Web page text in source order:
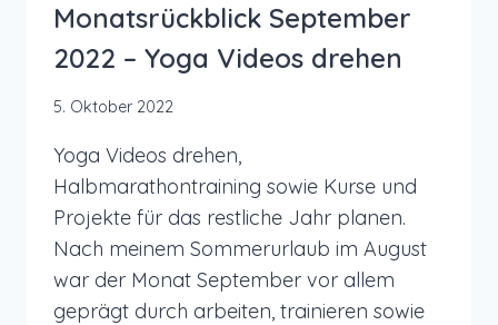
Monatsrückblick September
2022 – Yoga Videos drehen
5. Oktober 2022
Yoga Videos drehen,
Halbmarathontraining sowie Kurse und
Projekte für das restliche Jahr planen.
Nach meinem Sommerurlaub im August
war der Monat September vor allem
geprägt durch arbeiten, trainieren sowie